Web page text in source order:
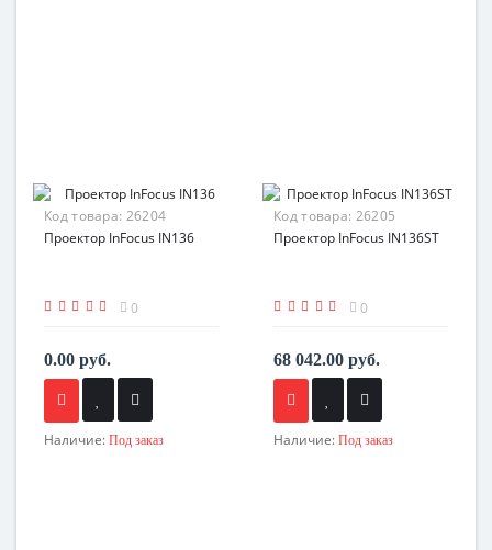
Код товара: 26204
Проектор InFocus IN136
0
0.00 руб.
Наличие: Под заказ
Код товара: 26205
Проектор InFocus IN136ST
0
68 042.00 руб.
Наличие: Под заказ